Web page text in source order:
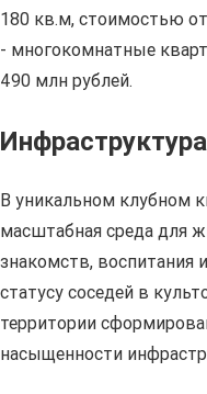
180 кв.м, стоимостью
- многокомнатные
490 млн рублей.
В уникальном клубном
масштабная среда для
знакомств, воспитания
статусу соседей в
территории
насыщенности